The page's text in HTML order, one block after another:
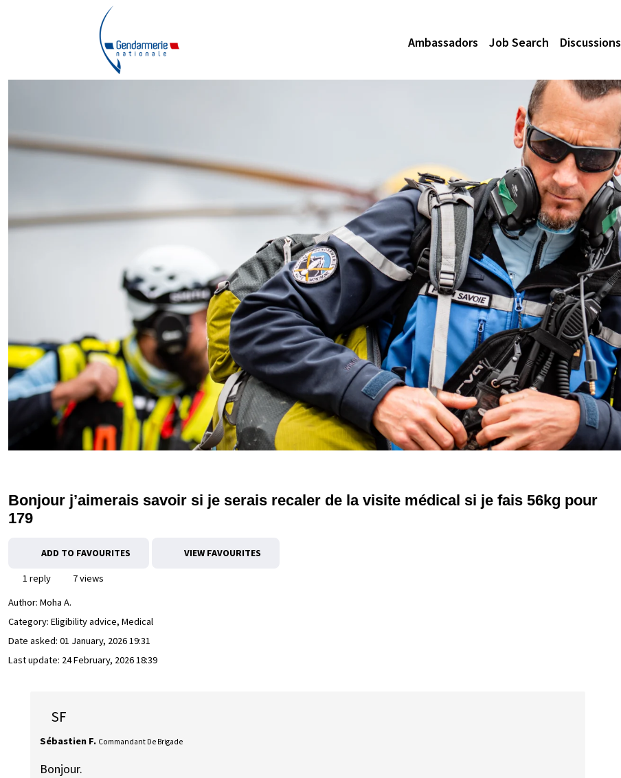
Ambassadors Job Search Discussions
Bonjour j’aimerais savoir si je serais recaler de la visite médical si je fais 56kg pour
179
ADD TO FAVOURITES VIEW FAVOURITES
1 reply
7 views
Author: Moha A.
Category: Eligibility advice, Medical
Date asked: 01 January, 2026 19:31
Last update: 24 February, 2026 18:39
SF
Sébastien F. Commandant De Brigade
Bonjour.